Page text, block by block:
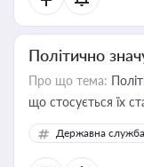
Політично
Про що тема:
що стосується їх
Державна служба